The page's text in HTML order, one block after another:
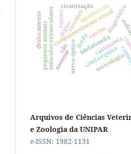
blefarorrafia
cantotomia
comprometimento visual
músculos extraoculares nervo ópticoferida
dígito
equino diagnóstico
cauda equina
canino
agrotóxicos
pequenos animais toxicologia
cervídeo
cicatrização
deslocamento cão
zoonose
Arquivos de Ciências
e Zoologia da UNIPAR
e-ISSN: 1982-1131